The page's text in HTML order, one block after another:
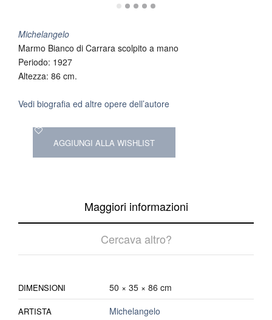
Michelangelo
Marmo Bianco di Carrara scolpito a mano
Periodo: 1927
Altezza: 86 cm.
Vedi biografia ed altre opere dell’autore
AGGIUNGI ALLA WISHLIST
Maggiori informazioni
Cercava altro?
DIMENSIONI 50 × 35 × 86 cm
ARTISTA Michelangelo